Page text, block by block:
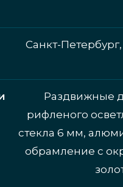
Санкт-
Раздвижные
рифленого
стекла 6 мм,
обрамление с